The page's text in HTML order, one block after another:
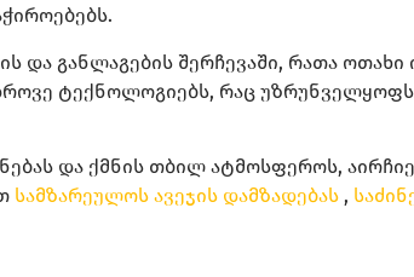
და განლაგების შერჩევაში, რათა
ტექნოლოგიებს, რაც
და ქმნის თბილ ატმოსფეროს, აირჩიე
სამზარეულოს ავეჯის დამზადებას ,